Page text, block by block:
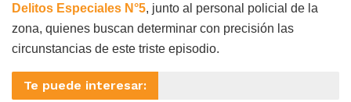
Delitos Especiales N°5, junto al personal policial de la
zona, quienes buscan determinar con precisión las
circunstancias de este triste episodio.
Te puede interesar: